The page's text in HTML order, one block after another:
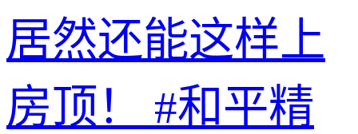
居然还能这样上
房顶！ #和平精